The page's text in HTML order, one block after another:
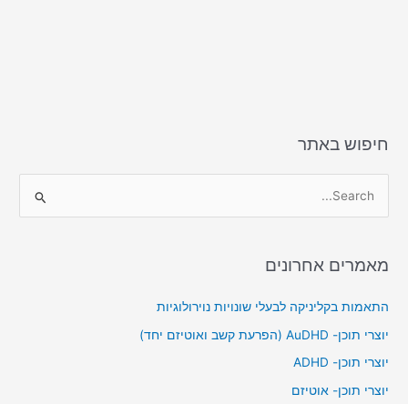
חיפוש באתר
r
o
r
מאמרים אחרונים
התאמות בקליניקה לבעלי שונויות נוירולוגיות
יוצרי תוכן- AuDHD (הפרעת קשב ואוטיזם יחד)
יוצרי תוכן- ADHD
יוצרי תוכן- אוטיזם